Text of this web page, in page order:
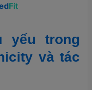
Fit
yếu trong
và tác